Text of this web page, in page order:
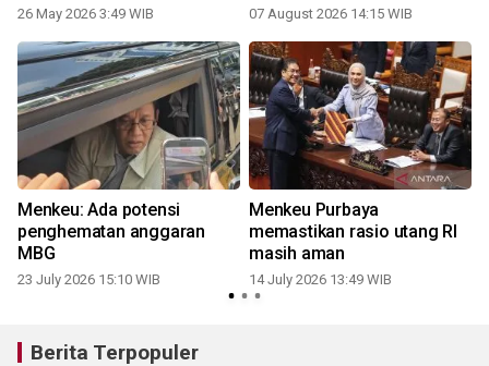
26 May 2026 3:49 WIB 07 August 2026 14:15 WIB
Menkeu: Ada potensi
penghematan anggaran
MBG
23 July 2026 15:10 WIB
Menkeu Purbaya
memastikan rasio utang RI
masih aman
14 July 2026 13:49 WIB
Berita Terpopuler